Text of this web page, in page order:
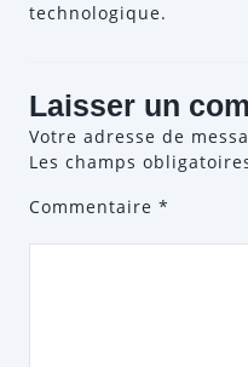
technologique.
Laisser un
Votre adresse de
Les champs
Commentaire *